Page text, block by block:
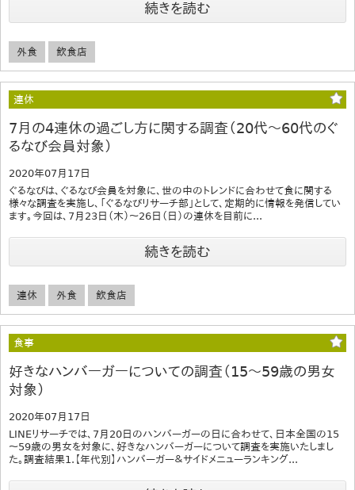
続きを読む
外食 飲食店
連休
7月の4連休の過ごし方に関する調査（20代～60代のぐ
るなび会員対象）
2020年07月17日
ぐるなびは、ぐるなび会員を対象に、世の中のトレンドに合わせて食に関する
様々な調査を実施し、「ぐるなびリサーチ部」として、定期的に情報を発信してい
ます。今回は、7月23日（木）～26日（日）の連休を目前に...
続きを読む
連休 外食 飲食店
食事
好きなハンバーガーについての調査（15～59歳の男女
対象）
2020年07月17日
LINEリサーチでは、7月20日のハンバーガーの日に合わせて、日本全国の15
～59歳の男女を対象に、好きなハンバーガーについて調査を実施いたしまし
た。調査結果1.【年代別】ハンバーガー＆サイドメニューランキング...